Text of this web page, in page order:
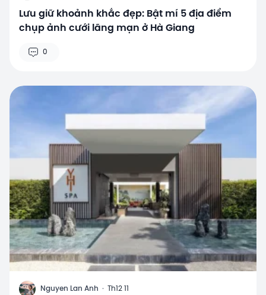
Lưu giữ khoảnh khắc đẹp: Bật mí 5 địa điểm
chụp ảnh cưới lãng mạn ở Hà Giang
0
N Nguyen Lan Anh · Th12 11